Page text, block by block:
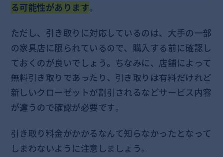
る可能性があります。
ただし、引き取りに対応しているのは、大手の一部
の家具店に限られているので、購入する前に確認し
ておくのが良いでしょう。ちなみに、店舗によって
無料引き取りであったり、引き取りは有料だけれど
新しいクローゼットが割引されるなどサービス内容
が違うので確認が必要です。
引き取り料金がかかるなんて知らなかったとなって
しまわないように注意しましょう。